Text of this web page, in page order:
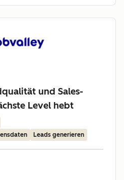
und Sales-
Level hebt
Leads generieren